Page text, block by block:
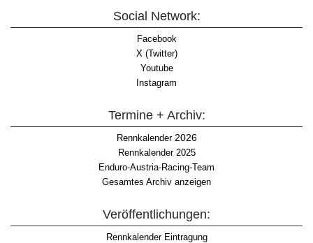
Social Network:
Facebook
X (Twitter)
Youtube
Instagram
Termine + Archiv:
Rennkalender2026
Rennkalender 2025
Enduro-Austria-Racing-Team
Gesamtes Archiv anzeigen
Veröffentlichungen:
Rennkalender Eintragung